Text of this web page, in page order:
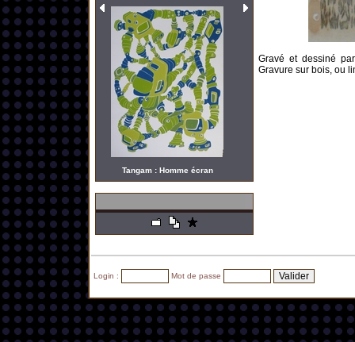
Tangam : Homme écran
Gravé et dessiné
Gravure sur bois, ou
Login : Mot de passe